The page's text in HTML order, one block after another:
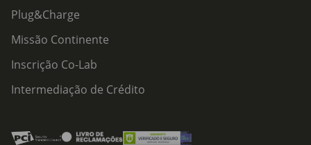
Plug&Charge
Missão Continente
Inscrição Co-Lab
Intermediação de Crédito